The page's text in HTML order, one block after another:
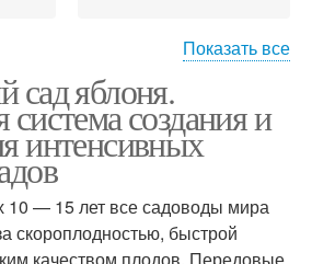
яблоневый сад
Яблоневые сады
Показать все
сад яблоня.
создания и
интенсивных
10 — 15 лет все садоводы мира
скороплодностью, быстрой